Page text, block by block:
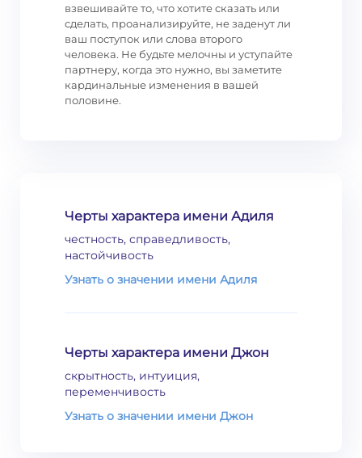
взвешивайте то, что хотите сказать или
сделать, проанализируйте, не заденут ли
ваш поступок или слова второго
человека. Не будьте мелочны и уступайте
партнеру, когда это нужно, вы заметите
кардинальные изменения в вашей
половине.
Черты характера имени Адиля
честность, справедливость,
настойчивость
Узнать о значении имени Адиля
Черты характера имени Джон
скрытность, интуиция,
переменчивость
Узнать о значении имени Джон